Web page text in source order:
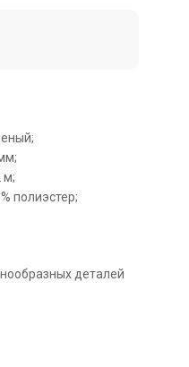
м;
полиэстер;
деталей